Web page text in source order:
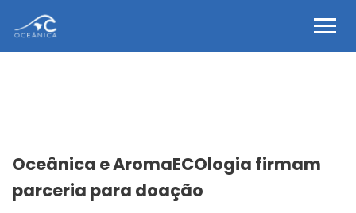
Oceânica e AromaECOlogia firmam
parceria para doação